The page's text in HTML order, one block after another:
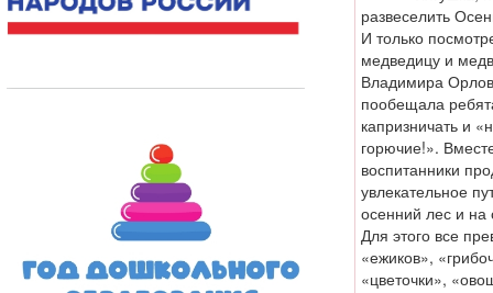
развеселить
И только
медведицу и
Владимира
пообещала
капризничать и
горючие!».
воспитанники
увлекательное
осенний лес и на
Для этого все
«ежиков»,
«цветочки»,